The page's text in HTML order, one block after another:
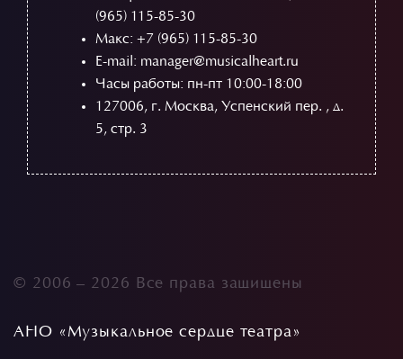
(965) 115-85-30
Макс: +7 (965) 115-85-30
E-mail: manager@musicalheart.ru
Часы работы: пн-пт 10:00-18:00
127006, г. Москва, Успенский пер. , д.
5, стр. 3
© 2006 – 2026 Все права защищены
АНО «Музыкальное сердце театра»